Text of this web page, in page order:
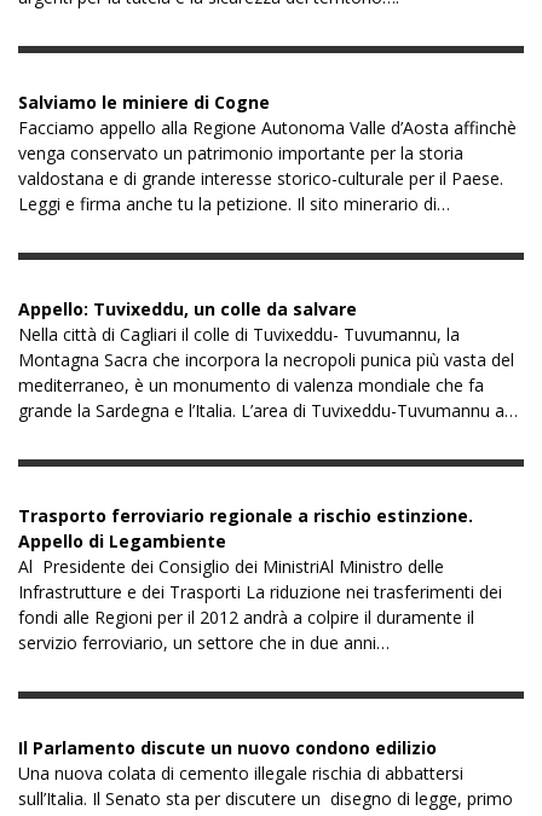
Salviamo le miniere di Cogne
Facciamo appello alla Regione Autonoma Valle d’Aosta affinchè
venga conservato un patrimonio importante per la storia
valdostana e di grande interesse storico-culturale per il Paese.
Leggi e firma anche tu la petizione. Il sito minerario di…
Appello: Tuvixeddu, un colle da salvare
Nella città di Cagliari il colle di Tuvixeddu- Tuvumannu, la
Montagna Sacra che incorpora la necropoli punica più vasta del
mediterraneo, è un monumento di valenza mondiale che fa
grande la Sardegna e l’Italia. L’area di Tuvixeddu-Tuvumannu a…
Trasporto ferroviario regionale a rischio estinzione.
Appello di Legambiente
Al Presidente dei Consiglio dei MinistriAl Ministro delle
Infrastrutture e dei Trasporti La riduzione nei trasferimenti dei
fondi alle Regioni per il 2012 andrà a colpire il duramente il
servizio ferroviario, un settore che in due anni…
Il Parlamento discute un nuovo condono edilizio
Una nuova colata di cemento illegale rischia di abbattersi
sull’Italia. Il Senato sta per discutere un disegno di legge, primo